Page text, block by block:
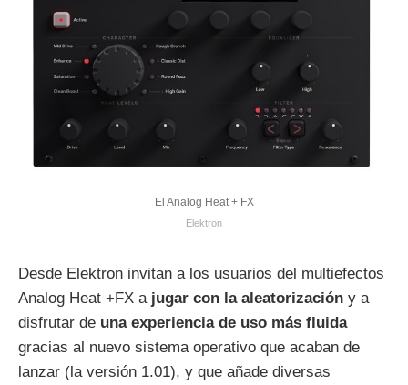
El Analog Heat + FX
Elektron
Desde Elektron invitan a los usuarios del multiefectos
Analog Heat +FX a jugar con la aleatorización y a
disfrutar de una experiencia de uso más fluida
gracias al nuevo sistema operativo que acaban de
lanzar (la versión 1.01), y que añade diversas